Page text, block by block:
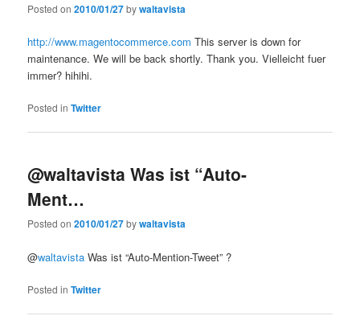
Posted on2010/01/27bywaltavista
http://www.magentocommerce.com This server is down for
maintenance. We will be back shortly. Thank you. Vielleicht fuer
immer? hihihi.
Posted in Twitter
@waltavista Was ist “Auto-
Ment…
Posted on2010/01/27bywaltavista
@waltavista Was ist “Auto-Mention-Tweet” ?
Posted in Twitter